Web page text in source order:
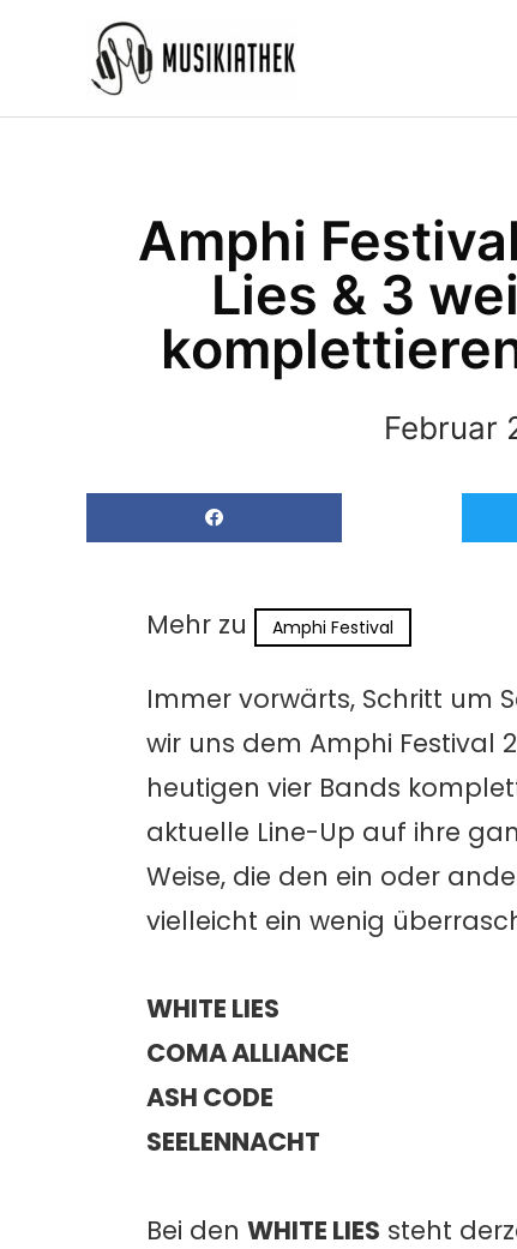
Amphi
Lies & 3
Februar
Mehr zu Amphi Festival
Immer vorwärts, Schritt um
wir uns dem Amphi Festival
heutigen vier Bands
aktuelle Line-Up auf ihre
Weise, die den ein oder
vielleicht ein wenig
WHITE LIES
COMA ALLIANCE
ASH CODE
SEELENNACHT
Bei den WHITE LIES steht